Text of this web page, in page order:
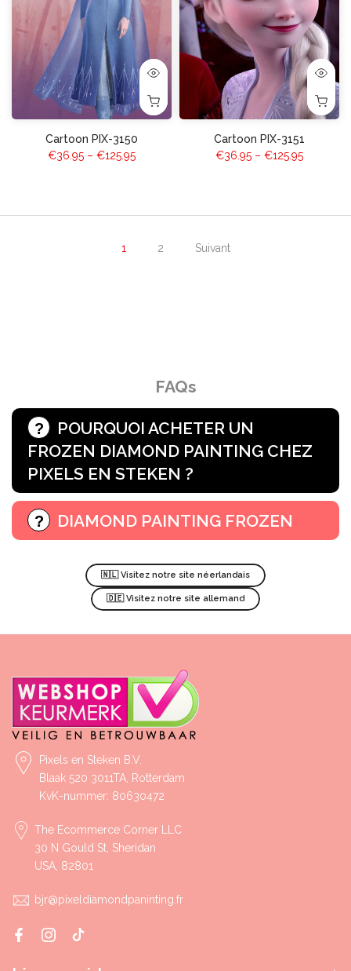
Cartoon PIX-3150
€36.95 – €125.95
Cartoon PIX-3151
€36.95 – €125.95
1 2 Suivant
FAQs
POURQUOI ACHETER UN
FROZEN DIAMOND PAINTING CHEZ
PIXELS EN STEKEN ?
DIAMOND PAINTING FROZEN
🇳🇱 Visitez notre site néerlandais
🇩🇪 Visitez notre site allemand
Pixels en Steken B.V.
Blaak 520 3011TA, Rotterdam
KvK-nummer: 80630472
The Ecommerce Corner LLC
30 N Gould St, Sheridan
USA, 82801
bjr@pixeldiamondpaninting.fr